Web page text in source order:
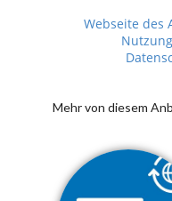
Webseite des
Mehr von diesem